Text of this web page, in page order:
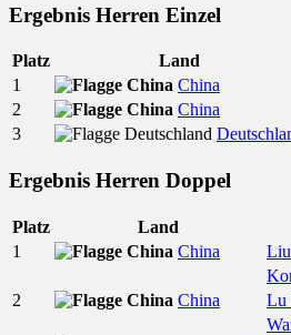
Ergebnis Herren Einzel
Platz Land
1
China
2
China
3
Ergebnis Herren Doppel
Platz Land
1
China
2
China
Lu